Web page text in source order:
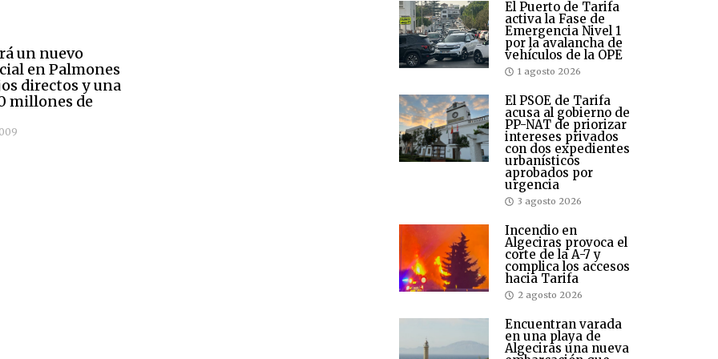
un nuevo
en Palmones
directos y una
millones de
El Puerto de Tarifa
activa la Fase de
Emergencia Nivel 1
por la avalancha de
vehículos de la OPE
1 agosto 2026
El PSOE de Tarifa
acusa al gobierno de
PP-NAT de priorizar
intereses privados
con dos expedientes
urbanísticos
aprobados por
urgencia
3 agosto 2026
Incendio en
Algeciras provoca el
corte de la A-7 y
complica los accesos
hacia Tarifa
2 agosto 2026
Encuentran varada
en una playa de
Algeciras una nueva